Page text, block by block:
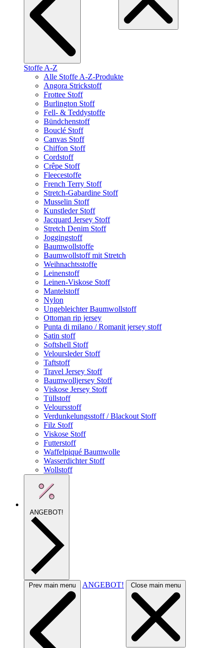
Stoffe A-Z
Alle Stoffe A-Z-Produkte
Angora Strickstoff
Frottee Stoff
Burlington Stoff
Fell- & Teddystoffe
Bündchenstoff
Bouclé Stoff
Canvas Stoff
Chiffon Stoff
Cordstoff
Crêpe Stoff
Fleecestoffe
French Terry Stoff
Stretch-Gabardine Stoff
Musselin Stoff
Kunstleder Stoff
Jacquard Jersey Stoff
Stretch Denim Stoff
Joggingstoff
Baumwollstoffe
Baumwollstoff mit Stretch
Weihnachtsstoffe
Leinenstoff
Leinen-Viskose Stoff
Mantelstoff
Nylon
Ungebleichter Baumwollstoff
Ottoman rip jersey
Punta di milano / Romanit jersey stoff
Satin stoff
Softshell Stoff
Veloursleder Stoff
Taftstoff
Travel Jersey Stoff
Baumwolljersey Stoff
Viskose Jersey Stoff
Tüllstoff
Veloursstoff
Verdunkelungsstoff / Blackout Stoff
Filz Stoff
Viskose Stoff
Futterstoff
Waffelpiqué Baumwolle
Wasserdichter Stoff
Wollstoff
ANGEBOT!
Prev main menu ANGEBOT! Close main menu